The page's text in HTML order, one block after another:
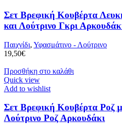
Σετ Βρεφική Κουβέρτα
και Λούτρινο Γκρι
Παιχνίδι, Υφασμάτινο - Λούτρινο
19,50€
Προσθήκη στο καλάθι
Quick view
Add to wishlist
Σετ Βρεφική Κουβέρτα Ροζ
Λούτρινο Ροζ Αρκουδάκι